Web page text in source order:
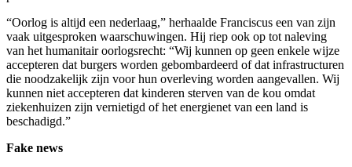
“Oorlog is altijd een nederlaag,” herhaalde Franciscus een van zijn
vaak uitgesproken waarschuwingen. Hij riep ook op tot naleving
van het humanitair oorlogsrecht: “Wij kunnen op geen enkele wijze
accepteren dat burgers worden gebombardeerd of dat infrastructuren
die noodzakelijk zijn voor hun overleving worden aangevallen. Wij
kunnen niet accepteren dat kinderen sterven van de kou omdat
ziekenhuizen zijn vernietigd of het energienet van een land is
beschadigd.”
Fake news